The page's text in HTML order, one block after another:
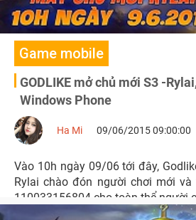
Game mobile
GODLIKE mở chủ mới S3 -
Windows Phone
Ha Mi 09/06/2015 09:00:00
Vào 10h ngày 09/06 tới đây,
Rylai chào đón người chơi mới và
110033156804 cho toàn thể người